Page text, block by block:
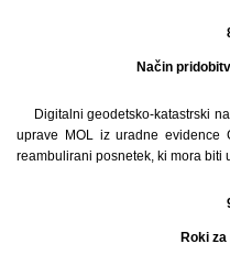
Način
Digitalni geodetsko-katastrski
uprave MOL iz uradne evidence
reambulirani posnetek, ki mora biti
Roki za